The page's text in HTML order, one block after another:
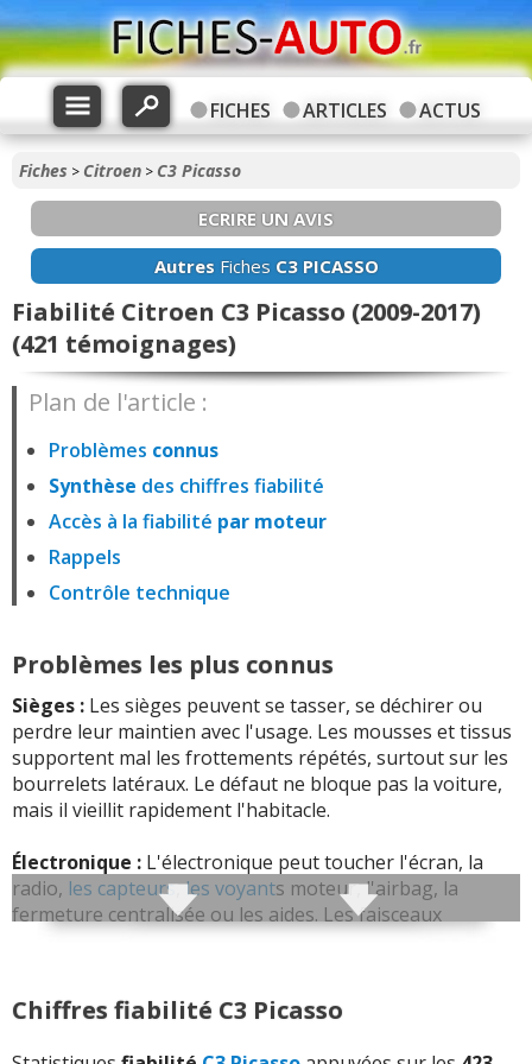
FICHES ARTICLES ACTUS
Fiches > Citroen > C3 Picasso
ECRIRE UN AVIS
AutresFiches C3 PICASSO
Fiabilité Citroen C3 Picasso (2009-2017)
(421 témoignages)
Plan de l'article :
Problèmes connus
Synthèse des chiffres fiabilité
Accès à la fiabilité par moteur
Rappels
Contrôle technique
Problèmes les plus connus
Sièges : Les sièges peuvent se tasser, se déchirer ou
perdre leur maintien avec l'usage. Les mousses et tissus
supportent mal les frottements répétés, surtout sur les
bourrelets latéraux. Le défaut ne bloque pas la voiture,
mais il vieillit rapidement l'habitacle.
Électronique : L'électronique peut toucher l'écran, la
radio, les capteurs,les voyants moteur, l'airbag, la
fermeture centralisée ou les aides. Les faisceaux
Chiffres fiabilité C3 Picasso